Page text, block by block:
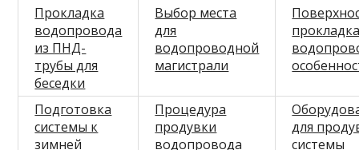
Прокладка
водопровода
из ПНД-
трубы для
беседки
Выбор места
для
водопроводной
магистрали
Подготовка
системы к
зимней
Процедура
продувки
водопровода
для
системы